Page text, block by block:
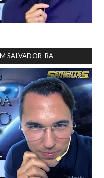
SALVADOR-BA